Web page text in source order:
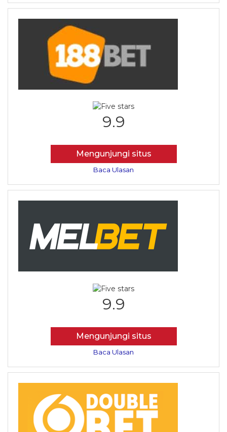
9.9
Mengunjungi situs
Baca Ulasan
9.9
Mengunjungi situs
Baca Ulasan